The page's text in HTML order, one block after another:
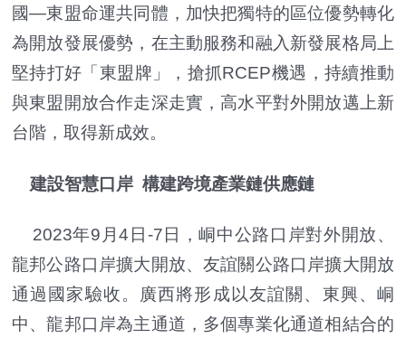
國—東盟命運共同體，加快把獨特的區位優勢轉化
為開放發展優勢，在主動服務和融入新發展格局上
堅持打好「東盟牌」，搶抓RCEP機遇，持續推動
與東盟開放合作走深走實，高水平對外開放邁上新
台階，取得新成效。
建設智慧口岸 構建跨境產業鏈供應鏈
2023年9月4日-7日，峒中公路口岸對外開放、
龍邦公路口岸擴大開放、友誼關公路口岸擴大開放
通過國家驗收。廣西將形成以友誼關、東興、峒
中、龍邦口岸為主通道，多個專業化通道相結合的